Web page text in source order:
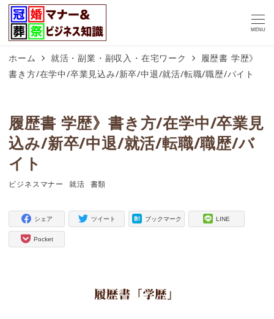
MENU
ホーム 就活・副業・副収入・在宅ワーク
履歴書 学歴》
書き方/在学中/卒業見込み/新卒/中退/就活/転職/職歴/バイト
履歴書 学歴》書き方/在学中/卒業見
込み/新卒/中退/就活/転職/職歴/バ
イト
タグ
ビジネスマナー
タグ
就活
タグ
書類
シェア ツイート ブックマーク LINE
Pocket